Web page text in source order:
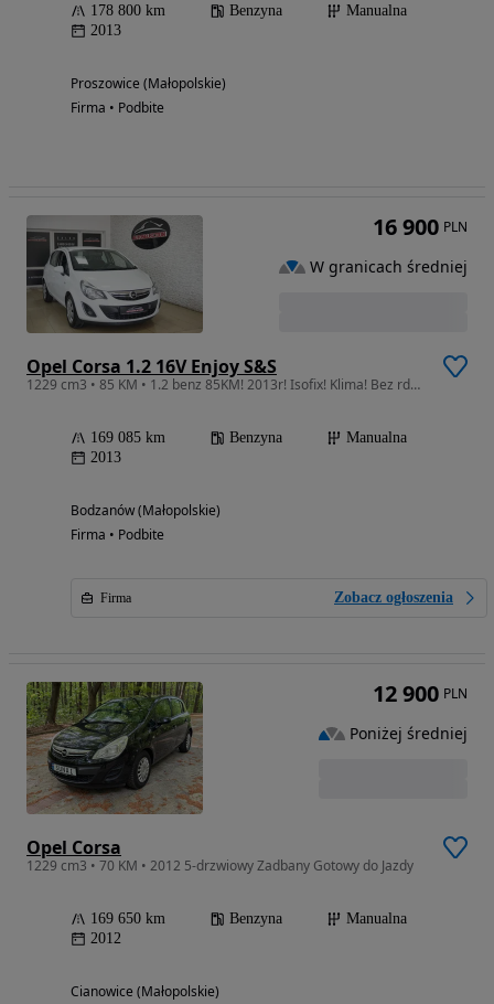
178 800 km Benzyna
Manualna
2013
Proszowice (Małopolskie)
Firma • Podbite
Opel Corsa 1.2 16V Enjoy S&S
1229 cm3 • 85 KM • 1.2 benz 85KM! 2013r! Isofix! Klima! Bez rdzy! AUX! SCT(OK)!
169 085 km Benzyna
Manualna
2013
Bodzanów (Małopolskie)
Firma • Podbite
Firma Zobacz ogłoszenia
16 900 PLN
W granicach średniej
Opel Corsa
1229 cm3 • 70 KM • 2012 5-drzwiowy Zadbany Gotowy do Jazdy
169 650 km Benzyna
Manualna
2012
Cianowice (Małopolskie)
12 900 PLN
Poniżej średniej